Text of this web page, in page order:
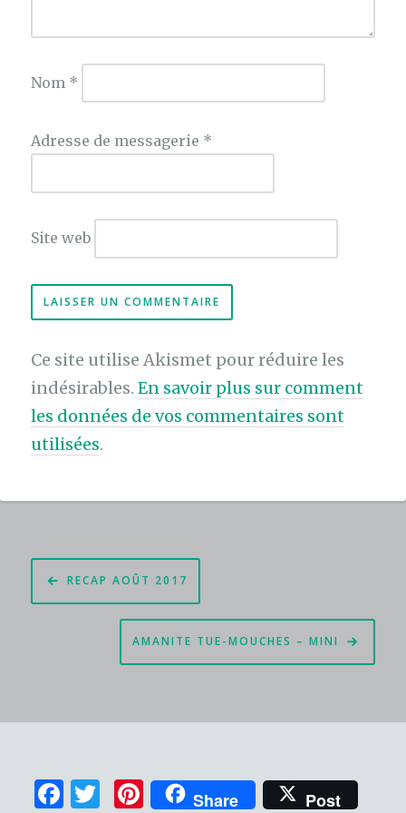
Nom *
Adresse de messagerie *
Site web
Ce site utilise Akismet pour réduire les
indésirables.En savoir plus sur comment
les données de vos commentaires sont
utilisées.
Navigation
de
RECAP AOÛT 2017
AMANITE TUE-MOUCHES – MINI
F
T
Pi
Share
Post